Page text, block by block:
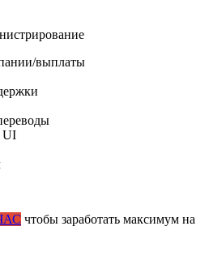
выплаты
UI
чтобы заработать максимум на